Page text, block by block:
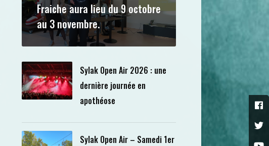
Fraiche aura lieu du 9 octobre
au 3 novembre.
Sylak Open Air 2026 : une
dernière journée en
apothéose
Sylak Open Air – Samedi 1er